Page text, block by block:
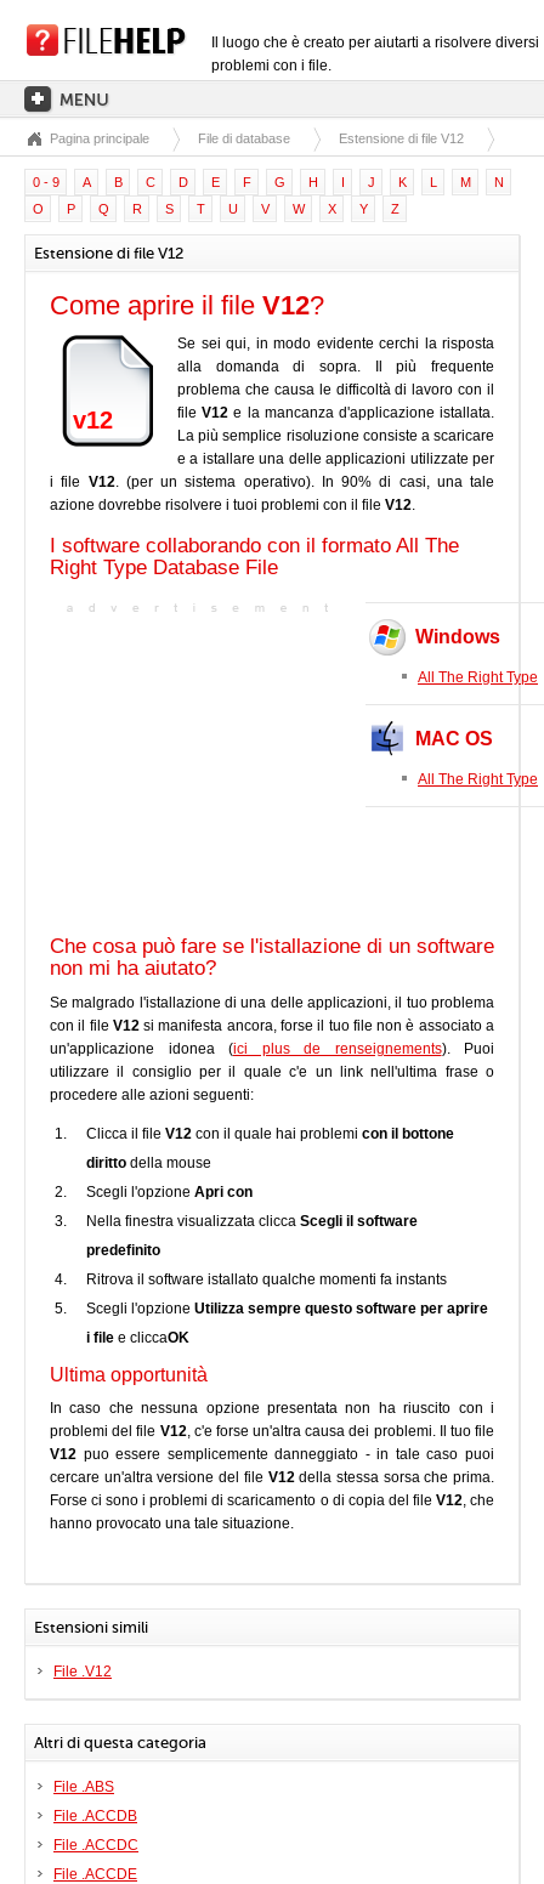
Il luogo che è creato per aiutarti a risolvere diversi
problemi con i file.
PAGINA PRINCIPALE
CATEGORIE DELLE ESTENSIONI
CATEGORIE DEI DRIVER
FILE DLL
CONVERSIONI DI FILE
SOFTWARE
Pagina principale File di database Estensione di file V12
0 - 9 A B C D E F G H I J K L M
N
O
P Q R S T U V W X Y Z
Estensione di file V12
Come aprire il file V12?
v12
Se sei qui, in modo evidente cerchi la risposta
alla domanda di sopra. Il più frequente
problema che causa le difficoltà di lavoro con il
fileV12 e la mancanza d'applicazione istallata.
La più semplice risoluzione consiste a scaricare
e a istallare una delle applicazioni utilizzate per
i file V12. (per un sistema operativo). In 90% di casi, una tale
azione dovrebbe risolvere i tuoi problemi con il file V12.
I software collaborando con il formato All The
Right Type Database File
Windows
All The Right Type
MAC OS
All The Right Type
Che cosa può fare se l'istallazione di un software
non mi ha aiutato?
Se malgrado l'istallazione di una delle applicazioni, il tuo problema
con il file V12si manifesta ancora, forse il tuo file non è associato a
un'applicazione idonea (ici plus de renseignements). Puoi
utilizzare il consiglio per il quale c'e un link nell'ultima frase o
procedere alle azioni seguenti:
Clicca il file V12 con il quale hai problemi con il bottone
diritto della mouse
Scegli l'opzione Apri con
Nella finestra visualizzata clicca Scegli il software
predefinito
Ritrova il software istallato qualche momenti fa instants
Scegli l'opzione Utilizza sempre questo software per aprire
i file e cliccaOK
Ultima opportunità
In caso che nessuna opzione presentata non ha riuscito con i
problemi del file V12, c'e forse un'altra causa dei problemi. Il tuo file
V12 puo essere semplicemente danneggiato - in tale caso puoi
cercare un'altra versione del file V12della stessa sorsa che prima.
Forse ci sono i problemi di scaricamento o di copia del file V12, che
hanno provocato una tale situazione.
Estensioni simili
File .V12
Altri di questa categoria
File .ABS
File .ACCDB
File .ACCDC
File .ACCDE